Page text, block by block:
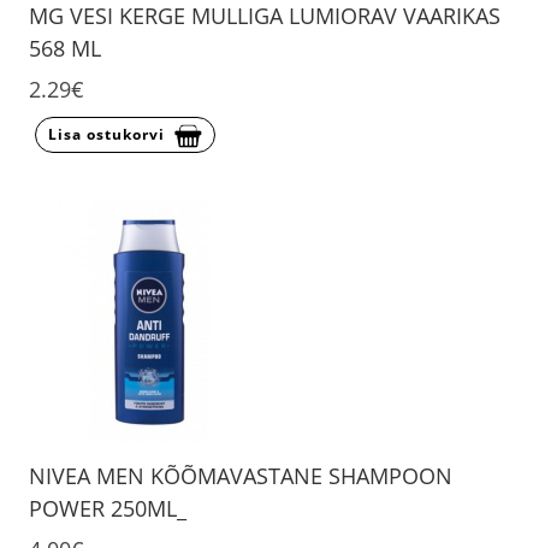
MG VESI KERGE MULLIGA LUMIORAV VAARIKAS
568 ML
2.29€
Lisa ostukorvi
NIVEA MEN KÕÕMAVASTANE SHAMPOON
POWER 250ML_